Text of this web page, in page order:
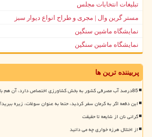
تبلیغات انتخابات مجلس
مستر گرین وال | مجری و طراح انواع دیوار سبز
نمایشگاه ماشین سنگین
نمایشگاه ماشین سنگین
پربیننده ترین ها
85درصد آب مصرفی کشور به بخش کشاورزی اختصاص دارد، آن هم با قیمت خیلی پایین
این دفعه اگر به کرمان سفر کردید، حتما به عنوان سوغات، زیره ببرید!
گرانی نان از شایعه تا حقیقت
از اختلال هرزه خواری چه می دانید